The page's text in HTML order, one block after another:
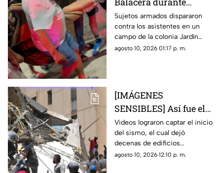
partido de futbol deja
tres heridos
Sujetos armados dispararon
contra los asistentes en un
campo de la colonia Jardín
Juárez, desatando momentos
agosto 10, 2026 01:17 p. m.
[IMÁGENES
SENSIBLES] Así fue el
devastador terremoto
de 7.4 que dejó al
menos 71 muertos en
Colombia
Videos lograron captar el inicio
del sismo, el cual dejó
decenas de edificios
colapsados y momentos de
agosto 10, 2026 12:10 p. m.